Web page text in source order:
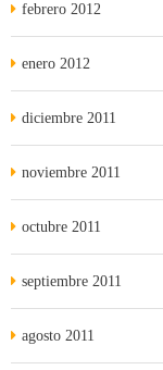
febrero 2012
enero 2012
diciembre 2011
noviembre 2011
octubre 2011
septiembre 2011
agosto 2011